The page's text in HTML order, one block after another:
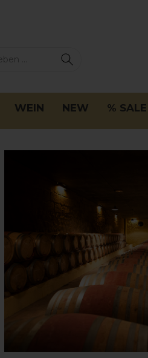
WEIN NEW % SALE